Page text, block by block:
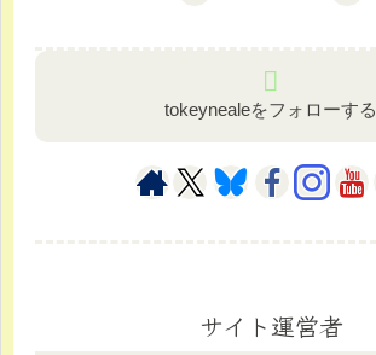
tokeynealeをフォローする
サイト運営者